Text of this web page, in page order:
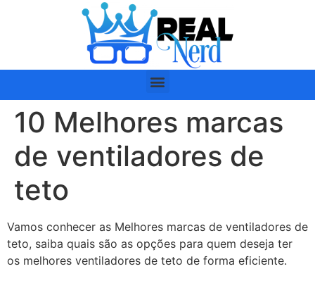
10 Melhores marcas
de ventiladores de
teto
Vamos conhecer as Melhores marcas de ventiladores de
teto, saiba quais são as opções para quem deseja ter
os melhores ventiladores de teto de forma eficiente.